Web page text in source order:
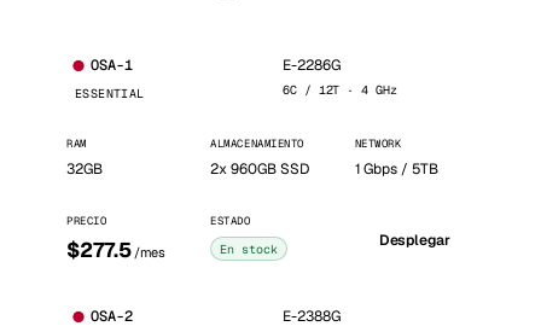
OSA-1
ESSENTIAL
E-2286G
6C / 12T · 4 GHz
RAM
32GB
ALMACENAMIENTO
2x 960GB SSD
NETWORK
1 Gbps / 5TB
PRECIO
$277.5 /mes
ESTADO
En stock Desplegar
OSA-2 E-2388G